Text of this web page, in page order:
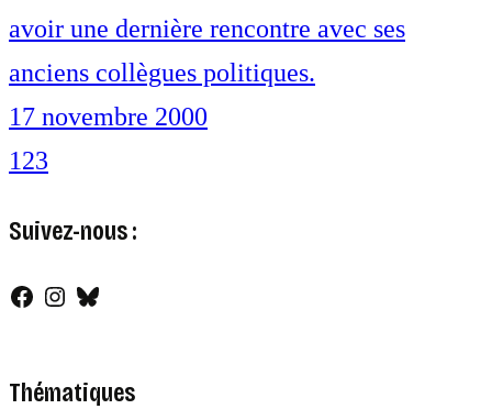
avoir une dernière rencontre avec ses
anciens collègues politiques.
17 novembre 2000
123
Suivez-nous :
Facebook
Instagram
Bluesky
Thématiques